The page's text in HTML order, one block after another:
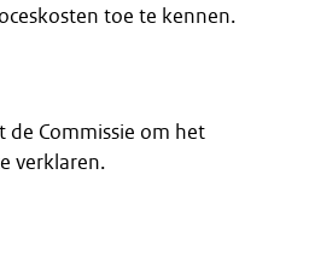
toe te kennen.
de Commissie om het
verklaren.